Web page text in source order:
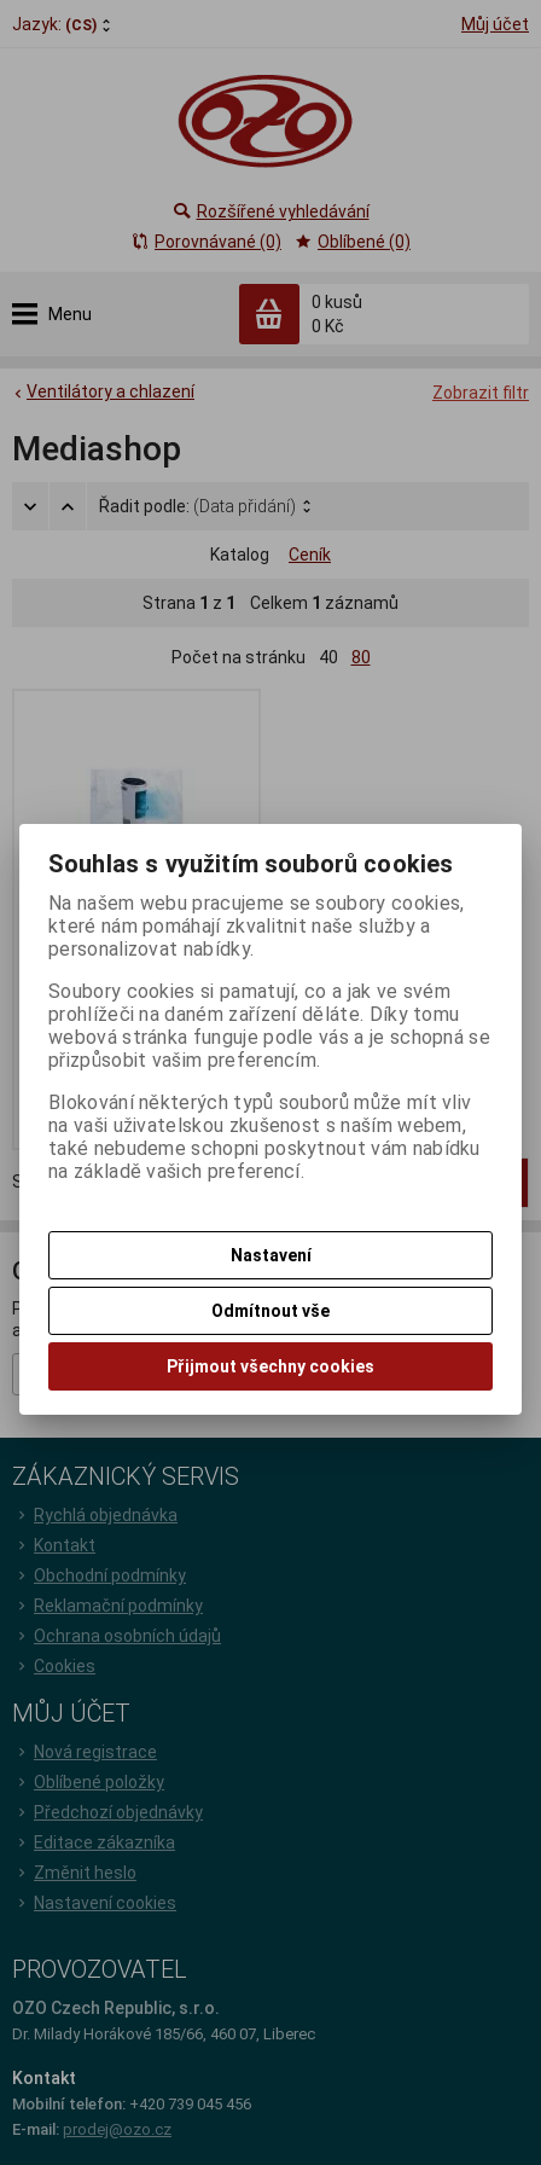
Jazyk: (CS) Můj účet
Menu
0 kusů
0 Kč
Rozšířené vyhledávání
Porovnávané (0)
Oblíbené (0)
Zobrazit filtr
Ventilátory a chlazení
Mediashop
Řadit podle: (Data přidání)
Katalog Ceník
Strana 1 z 1 Celkem 1 záznamů
Počet na stránku 40 80
Livington InstaCHILL -
Výkonný ochlazovač vzduchu
Termín dodání (dny):7
2 999 Kč
Koupit
Strana 1z1Celkem1záznamů
ODBĚR NOVINEK
Přihlašte se k odběru novinek a buďte informováni o novinkách,
akcích a soutěžích.
ZÁKAZNICKÝ SERVIS
Rychlá objednávka
Kontakt
Obchodní podmínky
Reklamační podmínky
Ochrana osobních údajů
Cookies
MŮJ ÚČET
Nová registrace
Oblíbené položky
Předchozí objednávky
Editace zákazníka
Změnit heslo
Nastavení cookies
PROVOZOVATEL
OZO Czech Republic, s.r.o.
Dr. Milady Horákové 185/66, 460 07, Liberec
Kontakt
Mobilní telefon: +420 739 045 456
E-mail: prodej@ozo.cz
Souhlas s využitím souborů cookies
Na našem webu pracujeme se soubory cookies,
které nám pomáhají zkvalitnit naše služby a
personalizovat nabídky.
Soubory cookies si pamatují, co a jak ve svém
prohlížeči na daném zařízení děláte. Díky tomu
webová stránka funguje podle vás a je schopná se
přizpůsobit vašim preferencím.
Blokování některých typů souborů může mít vliv
na vaši uživatelskou zkušenost s naším webem,
také nebudeme schopni poskytnout vám nabídku
na základě vašich preferencí.
Nastavení
Odmítnout vše
Přijmout všechny cookies